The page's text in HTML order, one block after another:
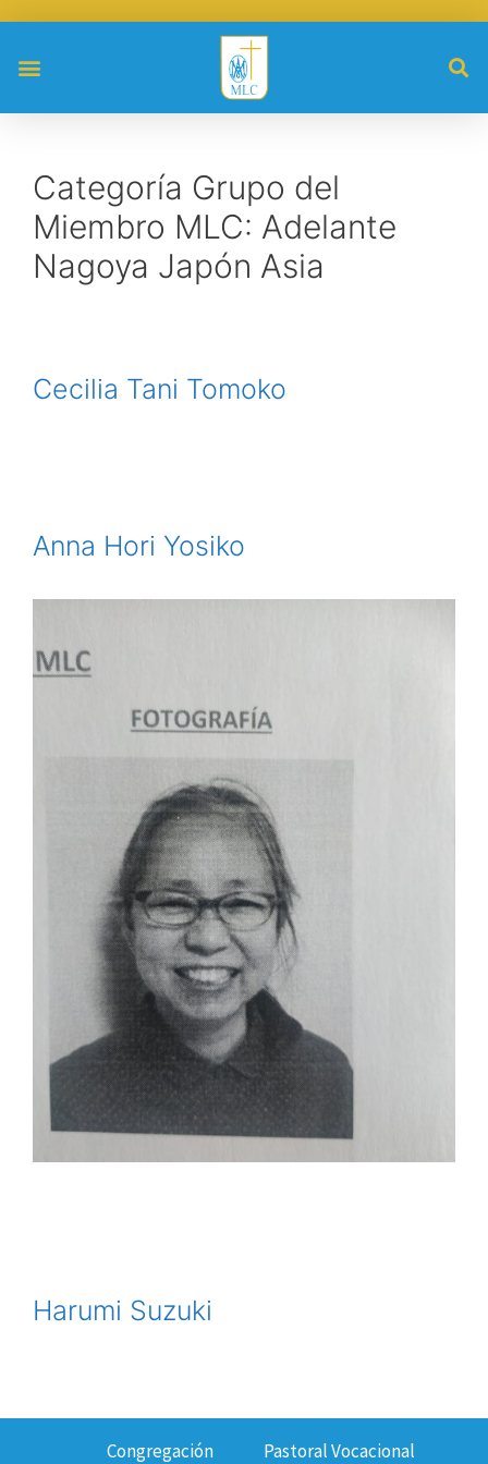
Categoría Grupo del
Miembro MLC: Adelante
Nagoya Japón Asia
Cecilia Tani Tomoko
Anna Hori Yosiko
Harumi Suzuki
Congregación Pastoral Vocacional